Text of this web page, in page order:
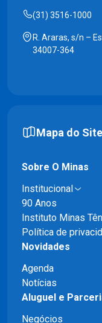
(31) 3516-1000
R. Araras, s/n –
34007-364
Mapa do Site
Sobre O Minas
Institucional
90 Anos
Instituto Minas
Política de
Novidades
Agenda
Notícias
Aluguel e
Negócios